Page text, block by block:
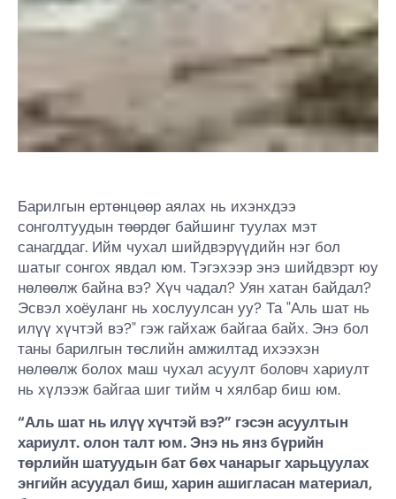
Барилгын ертөнцөөр аялах нь ихэнхдээ
сонголтуудын төөрдөг байшинг туулах мэт
санагддаг. Ийм чухал шийдвэрүүдийн нэг бол
шатыг сонгох явдал юм. Тэгэхээр энэ шийдвэрт юу
нөлөөлж байна вэ? Хүч чадал? Уян хатан байдал?
Эсвэл хоёуланг нь хослуулсан уу? Та "Аль шат нь
илүү хүчтэй вэ?" гэж гайхаж байгаа байх. Энэ бол
таны барилгын төслийн амжилтад ихээхэн
нөлөөлж болох маш чухал асуулт боловч хариулт
нь хүлээж байгаа шиг тийм ч хялбар биш юм.
“Аль шат нь илүү хүчтэй вэ?” гэсэн асуултын
хариулт. олон талт юм. Энэ нь янз бүрийн
төрлийн шатуудын бат бөх чанарыг харьцуулах
энгийн асуудал биш, харин ашигласан материал,